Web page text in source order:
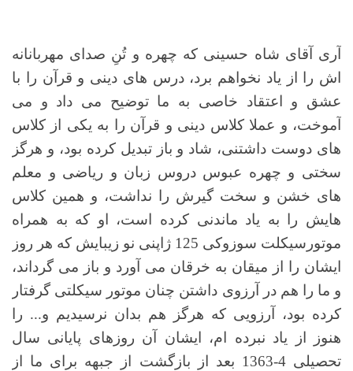
آری آقای شاه حسینی که چهره و تُنِ صدای مهربانانه
اش را از یاد نخواهم برد، درس های دینی و قرآن را با
عشق و اعتقاد خاصی به ما توضیح می داد و می
آموخت، و عملا کلاس دینی و قرآن را به یکی از کلاس
های دوست داشتنی، شاد و باز تبدیل کرده بود، و هرگز
سختی و چهره عبوس دروس زبان و ریاضی و معلم
های خشن و سخت گیرش را نداشت، و همین کلاس
هایش را به یاد ماندنی کرده است، او که به همراه
موتورسیکلت سوزوکی 125 ژاپنی نو زیبایش که هر روز
ایشان را از میقان به خرقان می آورد و باز می گرداند،
و ما را هم در آرزوی داشتن چنان موتور سیکلتی گرفتار
کرده بود، آرزویی که هرگز هم بدان نرسیدیم و... را
هنوز از یاد نبرده ام، ایشان آن روزهای پایانی سال
تحصیلی 4-1363 بعد از بازگشت از جبهه برای ما از